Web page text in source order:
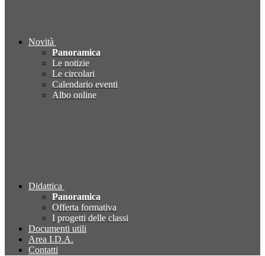
Novità
Panoramica
Le notizie
Le circolari
Calendario eventi
Albo online
Didattica
Panoramica
Offerta formativa
I progetti delle classi
Documenti utili
Area I.D.A.
Contatti